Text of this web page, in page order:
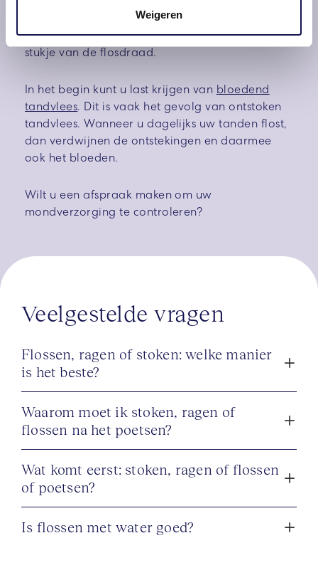
Weigeren
beweging langs de kies en herhaal dit bij alle
tanden en kiezen, het liefst met een schoon
stukje van de flosdraad.
In het begin kunt u last krijgen van bloedend
tandvlees. Dit is vaak het gevolg van ontstoken
tandvlees. Wanneer u dagelijks uw tanden flost,
dan verdwijnen de ontstekingen en daarmee
ook het bloeden.
Wilt u een afspraak maken om uw
mondverzorging te controleren?
Veelgestelde vragen
Flossen, ragen of stoken: welke manier
is het beste?
Waarom moet ik stoken, ragen of
flossen na het poetsen?
Wat komt eerst: stoken, ragen of flossen
of poetsen?
Is flossen met water goed?